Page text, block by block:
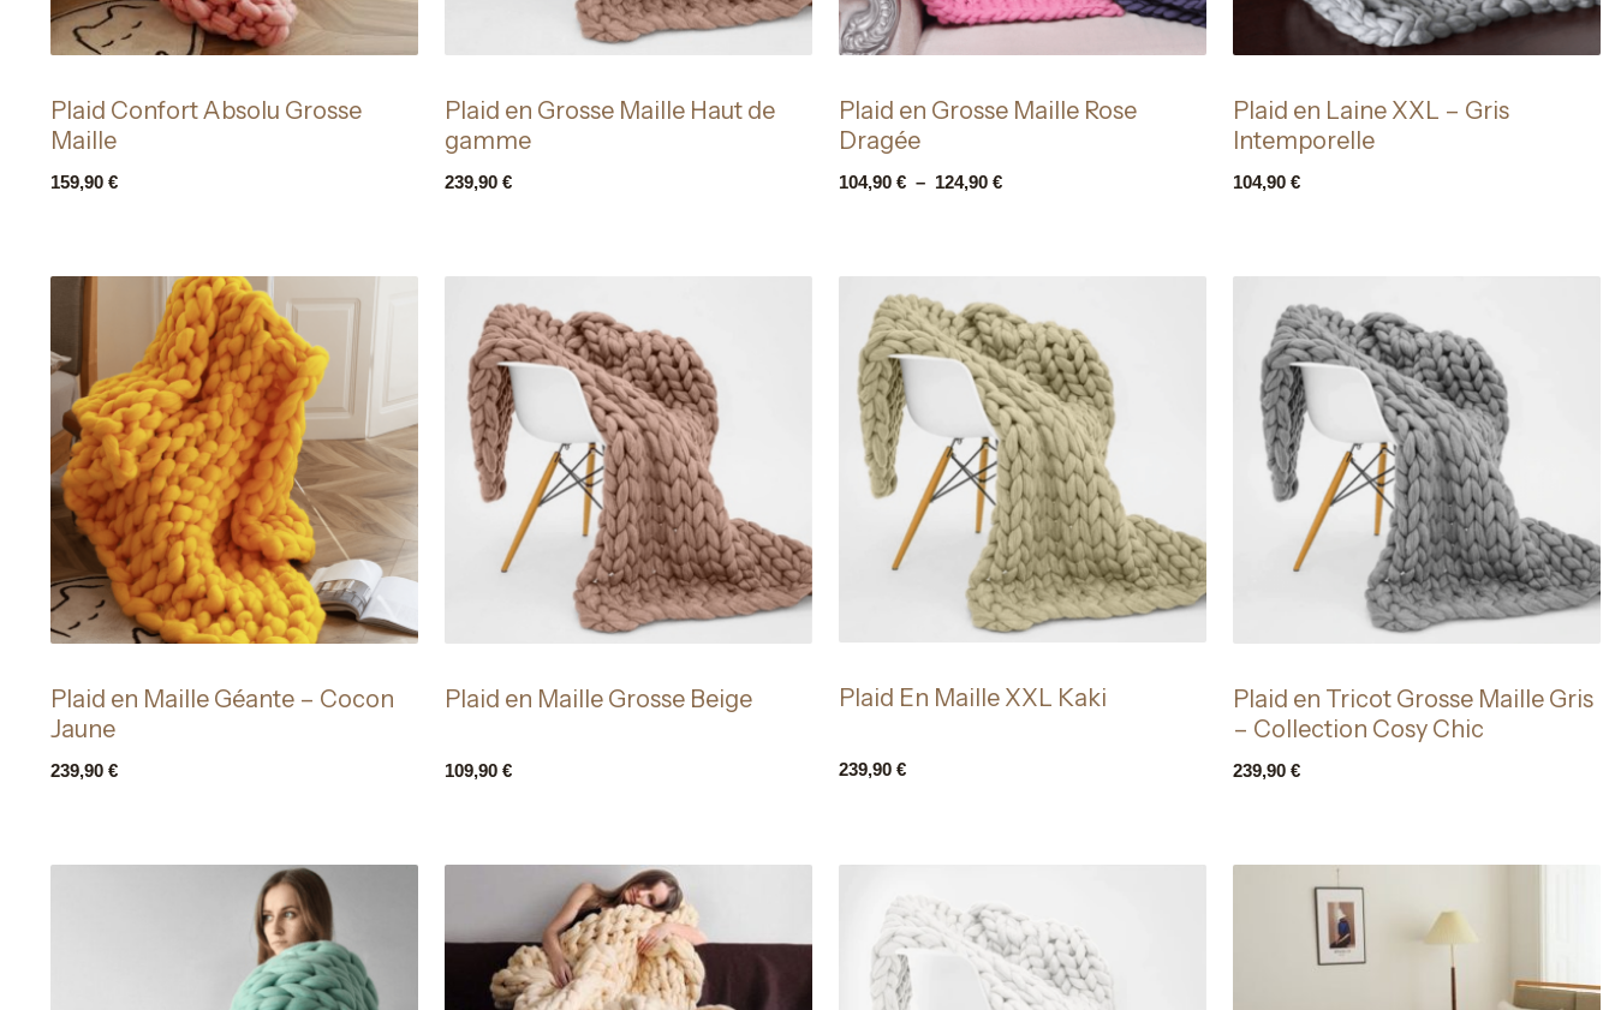
Plaid Confort Absolu Grosse
Maille
159,90 €
Plaid en Grosse Maille Haut de
gamme
239,90 €
Plaid en Grosse Maille Rose
Dragée
104,90 € – 124,90 €
Plaid en Laine XXL – Gris
Intemporelle
104,90€
Plaid en Maille Géante – Cocon
Jaune
239,90 €
Plaid en Maille Grosse Beige
109,90 €
Plaid En Maille XXL Kaki
239,90 €
Plaid en Tricot Grosse Maille Gris
– Collection Cosy Chic
239,90€